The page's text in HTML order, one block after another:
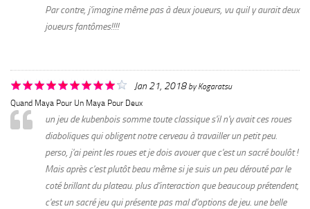
Par contre, j'imagine même pas à deux joueurs, vu quil y aurait deux
joueurs fantômes!!!!
Jan 21, 2018byKogaratsu
Quand Maya Pour Un Maya Pour Deux
un jeu de kubenbois somme toute classique s'il n'y avait ces roues
diaboliques qui obligent notre cerveau à travailler un petit peu.
perso, j'ai peint les roues et je dois avouer que c'est un sacré boulôt !
Mais après c'est plutôt beau même si je suis un peu dérouté par le
coté brillant du plateau. plus d'interaction que beaucoup prétendent,
c'est un sacré jeu qui présente pas mal d'options de jeu. une belle